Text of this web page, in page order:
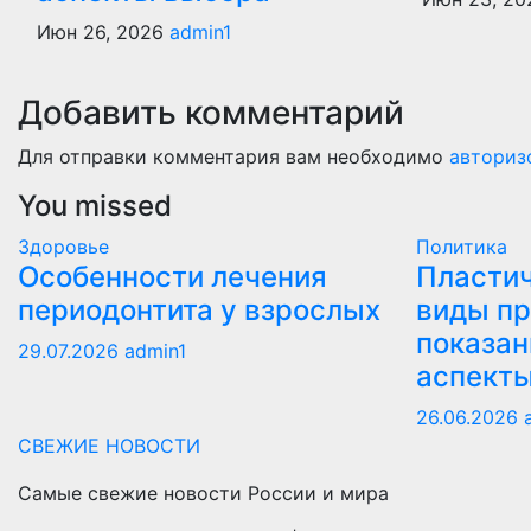
Июн 26, 2026 admin1
Добавить комментарий
Для отправки комментария вам необходимо
You missed
Здоровье
Особенности лечения
периодонтита у взрослых
29.07.2026 admin1
Политика
виды
26.06.2026
СВЕЖИЕ НОВОСТИ
Самые свежие новости России и мира